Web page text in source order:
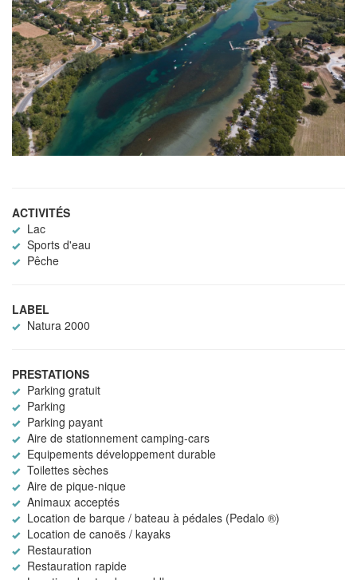
ACTIVITÉS
Lac
Sports d'eau
Pêche
LABEL
Natura 2000
PRESTATIONS
Parking gratuit
Parking
Parking payant
Aire de stationnement camping-cars
Equipements développement durable
Toilettes sèches
Aire de pique-nique
Animaux acceptés
Location de barque / bateau à pédales (Pedalo ®)
Location de canoës / kayaks
Restauration
Restauration rapide